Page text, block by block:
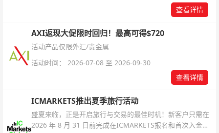
查看详情
AXI返现大促限时回归！最高可得$720
活动产品仅限外汇/贵金属
活动时间： 2026-07-08 至 2026-09-30
查看详情
ICMARKETS推出夏季旅行活动
盛夏来临，正是开启旅行与交易的最佳时机！新客户只需在
2026 年 8 月 31 日前完成在ICMARKETS报名和首次入金即